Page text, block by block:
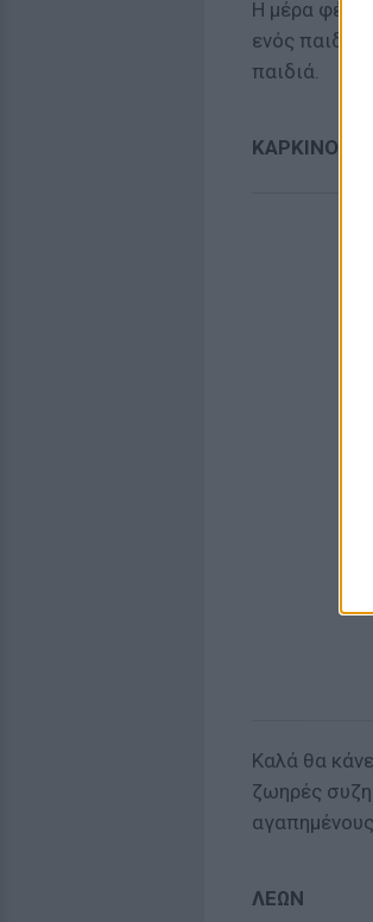
Η μέρα
ενός
παιδιά.
ΚΑΡΚΙΝΟΣ
Καλά θα
ζωηρές
ΛΕΩΝ